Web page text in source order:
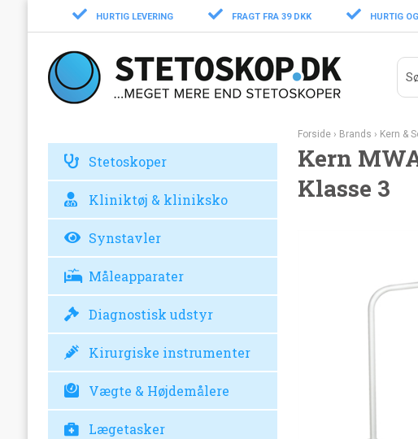
HURTIG LEVERING FRAGT FRA 39 DKK HURTIG
Stetoskoper
Kliniktøj & kliniksko
Synstavler
Måleapparater
Diagnostisk udstyr
Kirurgiske instrumenter
Vægte & Højdemålere
Lægetasker
Forside› Brands › Kern &
Kern
Klasse 3